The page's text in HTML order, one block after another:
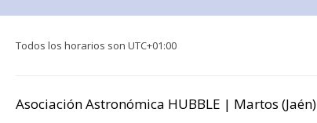
Todos los horarios son UTC+01:00
Asociación Astronómica HUBBLE | Martos (Jaén)